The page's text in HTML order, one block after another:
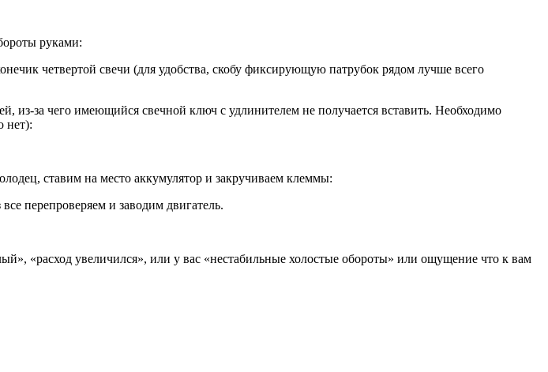
руками:
четвертой свечи (для удобства, скобу фиксирующую патрубок рядом лучше всего
из-за чего имеющийся свечной ключ с удлинителем не получается вставить. Необходимо
нет):
ставим на место аккумулятор и закручиваем клеммы:
перепроверяем и заводим двигатель.
«расход увеличился», или у вас «нестабильные холостые обороты» или ощущение что к вам